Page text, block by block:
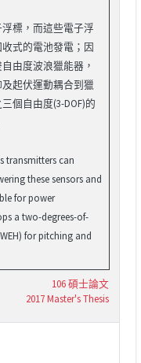
標，而這些電子浮
式的電池發電；因
由度波浪獵能器，
起伏運動耦合到獵
個自由度(3-DOF)的
transmitters can
these sensors and
for power
a two-degrees-of-
for pitching and
106 碩士論文
2017 Master's Thesis